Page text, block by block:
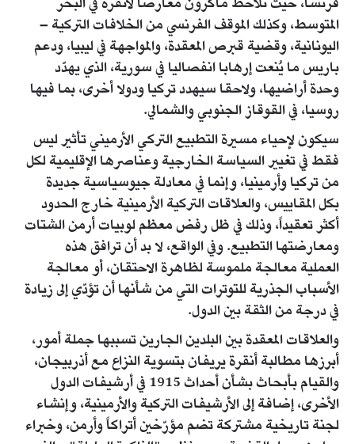
المتوسط، وكذلك الموقف الفرنسي من الخلافات التركية –
اليونانية، وقضية قبرص المعقدة، والمواجهة في ليبيا، ودعم
باريس ما يُنعت إرهابا انفصاليا في سورية، الذي يهدّد
وحدة أراضيها، ولاحقا سيهدد تركيا ودولا أخرى، بما فيها
روسيا، في القوقاز الجنوبي والشمالي.
سيكون لإحياء مسيرة التطبيع التركي الأرميني تأثير ليس
فقط في تغيير السياسة الخارجية وعناصرها الإقليمية لكل
من تركيا وأرمينيا، وإنما في معادلة جيوسياسية جديدة
بكل المقاييس، والعلاقات التركية الأرمينية خارج الحدود
أكثر تعقيداً، وذلك في ظل رفض معظم لوبيات أرمن الشتات
ومعارضتها التطبيع. وفي الواقع، لا بد أن ترافق هذه
العملية معالجة ملموسة لظاهرة الاحتقان، أو معالجة
الأسباب الجذرية للتوترات التي من شأنها أن تؤدّي إلى زيادة
في درجة من الثقة بين الدول.
والعلاقات المعقدة بين البلدين الجارين تسببها جملة أمور،
أبرزها مطالبة أنقرة يريفان بتسوية النزاع مع أذربيجان،
والقيام بأبحاث بشأن أحداث 1915 في أرشيفات الدول
الأخرى، إضافة إلى الأرشيفات التركية والأرمينية، وإنشاء
لجنة تاريخية مشتركة تضم مؤرّخين أتراكاً وأرمن، وخبراء